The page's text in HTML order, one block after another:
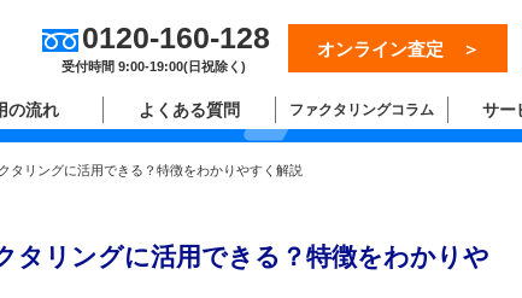
0120-160-128
受付時間 9:00-19:00(日祝除く)
オンライン査定 ＞
の流れ よくある質問 ファクタリングコラム サー
タリングに活用できる？特徴をわかりやすく解説
タリングに活用できる？特徴をわかりや